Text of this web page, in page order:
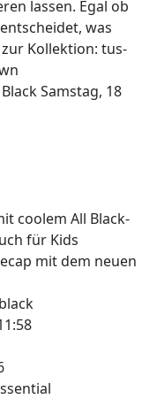
lassen. Egal ob
was
Kollektion: tus-
Samstag, 18
coolem All Black-
für Kids
mit dem neuen